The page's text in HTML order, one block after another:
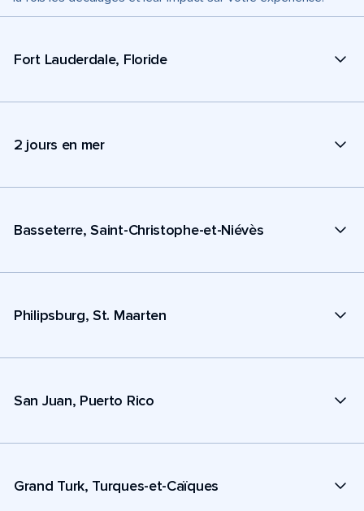
Fort Lauderdale, Floride
2 jours en mer
Basseterre, Saint-Christophe-et-Niévès
Philipsburg, St. Maarten
San Juan, Puerto Rico
Grand Turk, Turques-et-Caïques